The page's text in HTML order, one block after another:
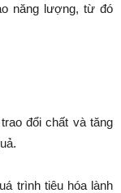
năng lượng, từ đó
đổi chất và tăng
trình tiêu hóa lành